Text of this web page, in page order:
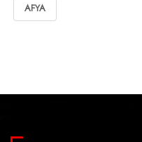
AFYA